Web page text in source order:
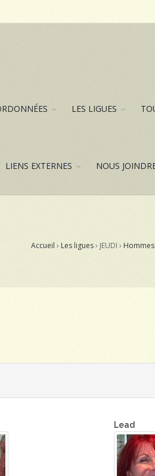
LES LIGUES
LIENS EXTERNES NOUS
Accueil › Les ligues› JEUDI ›
Lead